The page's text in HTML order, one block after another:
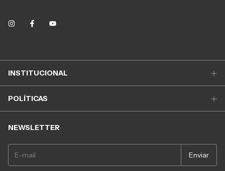
INSTITUCIONAL
POLÍTICAS
NEWSLETTER